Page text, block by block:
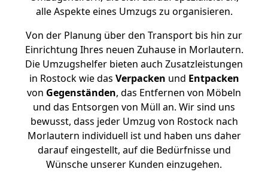
alle Aspekte eines Umzugs zu organisieren.
Von der Planung über den Transport bis hin zur
Einrichtung Ihres neuen Zuhause in Morlautern.
Die Umzugshelfer bieten auch Zusatzleistungen
in Rostock wie das Verpacken und Entpacken
von Gegenständen, das Entfernen von Möbeln
und das Entsorgen von Müll an. Wir sind uns
bewusst, dass jeder Umzug von Rostock nach
Morlautern individuell ist und haben uns daher
darauf eingestellt, auf die Bedürfnisse und
Wünsche unserer Kunden einzugehen.